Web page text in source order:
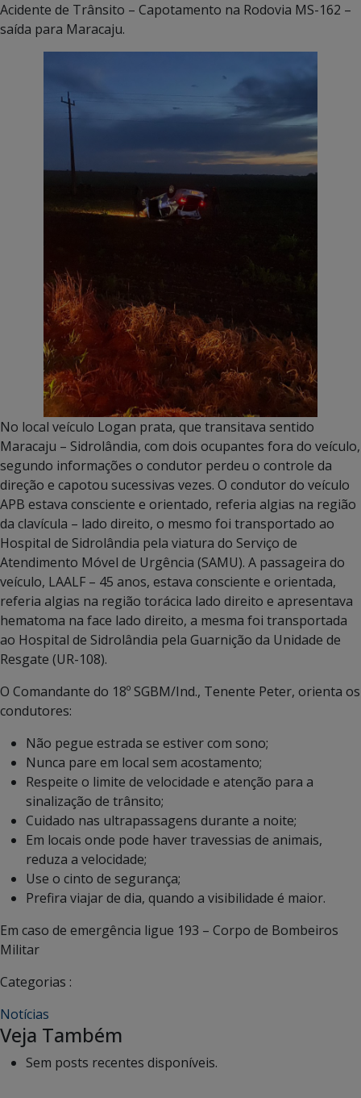
Acidente de Trânsito – Capotamento na Rodovia MS-162 –
saída para Maracaju.
No local veículo Logan prata, que transitava sentido
Maracaju – Sidrolândia, com dois ocupantes fora do veículo,
segundo informações o condutor perdeu o controle da
direção e capotou sucessivas vezes. O condutor do veículo
APB estava consciente e orientado, referia algias na região
da clavícula – lado direito, o mesmo foi transportado ao
Hospital de Sidrolândia pela viatura do Serviço de
Atendimento Móvel de Urgência (SAMU). A passageira do
veículo, LAALF – 45 anos, estava consciente e orientada,
referia algias na região torácica lado direito e apresentava
hematoma na face lado direito, a mesma foi transportada
ao Hospital de Sidrolândia pela Guarnição da Unidade de
Resgate (UR-108).
O Comandante do 18º SGBM/Ind., Tenente Peter, orienta os
condutores:
Não pegue estrada se estiver com sono;
Nunca pare em local sem acostamento;
Respeite o limite de velocidade e atenção para a
sinalização de trânsito;
Cuidado nas ultrapassagens durante a noite;
Em locais onde pode haver travessias de animais,
reduza a velocidade;
Use o cinto de segurança;
Prefira viajar de dia, quando a visibilidade é maior.
Em caso de emergência ligue 193 – Corpo de Bombeiros
Militar
Categorias :
Notícias
Veja Também
Sem posts recentes disponíveis.